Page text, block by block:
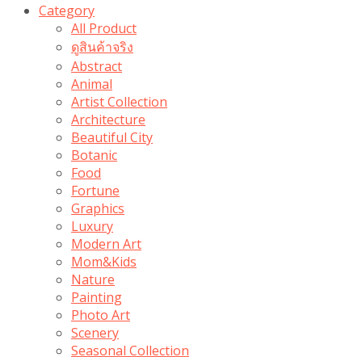
Category
All Product
ดูสินค้าจริง
Abstract
Animal
Artist Collection
Architecture
Beautiful City
Botanic
Food
Fortune
Graphics
Luxury
Modern Art
Mom&Kids
Nature
Painting
Photo Art
Scenery
Seasonal Collection